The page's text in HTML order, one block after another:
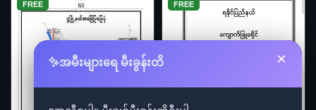
FREE FREE
✨အမီးများရေ မီးခွန်းတိ ×